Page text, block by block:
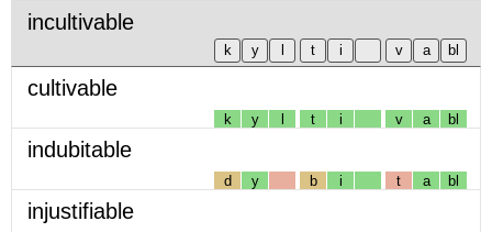
incultivable
cultivable
k y l t i v a bl
indubitable
d y b i t a bl
injustifiable